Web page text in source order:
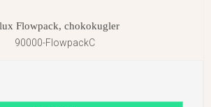
Flowpack, chokokugler
90000-FlowpackC